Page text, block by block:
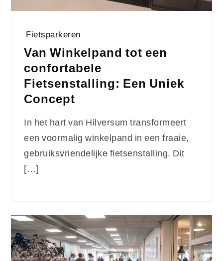
Fietsparkeren
Van Winkelpand tot een
confortabele
Fietsenstalling: Een Uniek
Concept
In het hart van Hilversum transformeert
een voormalig winkelpand in een fraaie,
gebruiksvriendelijke fietsenstalling. Dit
[…]